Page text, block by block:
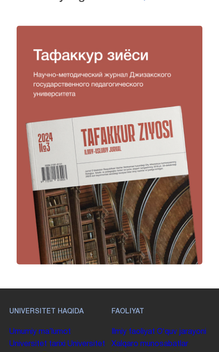
UNIVERSITET HAQIDA
Umumiy maʼlumot
Universitet tarixi Universitet
FAOLIYAT
Ilmiy faoliyat Oʻquv jarayoni
Xalqaro munosabatlar